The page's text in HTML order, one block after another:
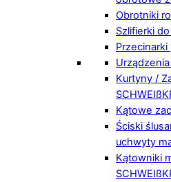
Obrotniki
Szlifierki
Kurtyny /
Kątowe
Ściski
uchwyty
Kątowniki